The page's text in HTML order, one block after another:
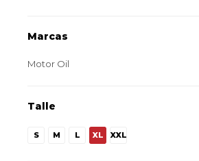
Marcas
Motor Oil
Talle
S M L XL XXL